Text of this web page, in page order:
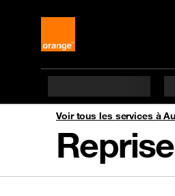
Voir tous les services à